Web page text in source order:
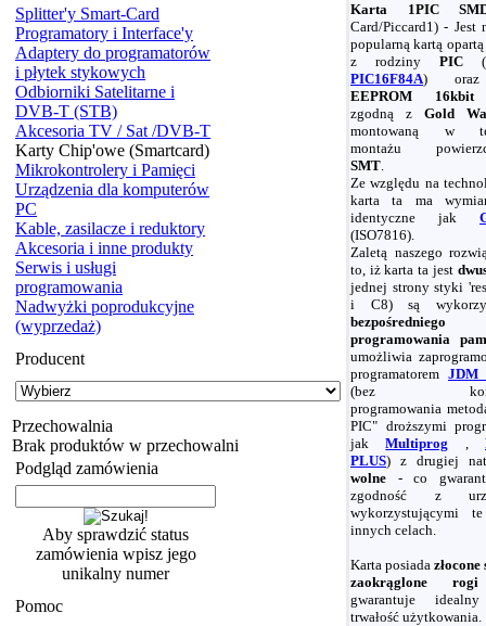
Splitter'y Smart-Card
Programatory i Interface'y
Adaptery do programatorów
i płytek stykowych
Odbiorniki Satelitarne i
DVB-T (STB)
Akcesoria TV / Sat /DVB-T
Karty Chip'owe (Smartcard)
Mikrokontrolery i Pamięci
Urządzenia dla komputerów
PC
Kable, zasilacze i reduktory
Akcesoria i inne produkty
Serwis i usługi
programowania
Nadwyżki poprodukcyjne
(wyprzedaż)
Producent
Przechowalnia
Brak produktów w przechowalni
Podgląd zamówienia
Aby sprawdzić status
zamówienia wpisz jego
unikalny numer
Pomoc
Karta 1PIC
Card/Piccard1) - Jest
popularną kartą
z rodziny PIC (
PIC16F84A) oraz
EEPROM 16kbit
zgodną z Gold
montowaną w
montażu
SMT.
Ze względu na
karta ta ma
identyczne jak
(ISO7816).
Zaletą naszego
to, iż karta ta jest
jednej strony styki
i C8) są
bezpośredniego
programowania
umożliwia
programatorem JDM
(bez
programowania
PIC" droższymi
jakMultiprog ,
PLUS) z drugiej
wolne - co
zgodność z
wykorzystującymi
innych celach.
Karta posiada
zaokrąglone
gwarantuje
trwałość użytkowania.